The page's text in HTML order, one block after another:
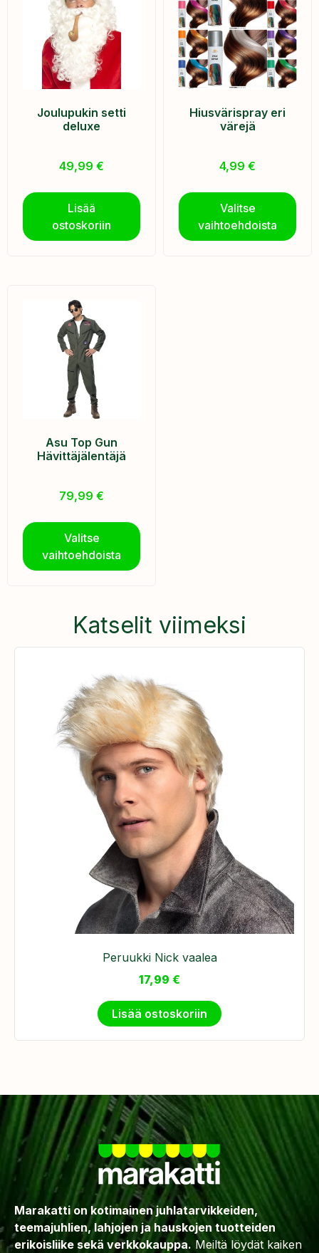
Joulupukin setti
deluxe
49,99 €
Lisää
ostoskoriin
Hiusvärispray eri
värejä
4,99 €
Valitse
vaihtoehdoista
Asu Top Gun
Hävittäjälentäjä
79,99 €
Valitse
vaihtoehdoista
Katselit viimeksi
Peruukki Nick vaalea
17,99 €
Lisää ostoskoriin
Marakatti on kotimainen juhlatarvikkeiden,
teemajuhlien, lahjojen ja hauskojen tuotteiden
erikoisliike sekä verkkokauppa. Meiltä löydät kaiken